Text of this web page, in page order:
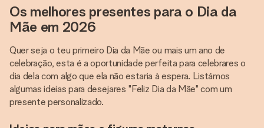
Os melhores presentes para o Dia da
Mãe em 2026
Quer seja o teu primeiro Dia da Mãe ou mais um ano de
celebração, esta é a oportunidade perfeita para celebrares o
dia dela com algo que ela não estaria à espera. Listámos
algumas ideias para desejares "Feliz Dia da Mãe" com um
presente personalizado.